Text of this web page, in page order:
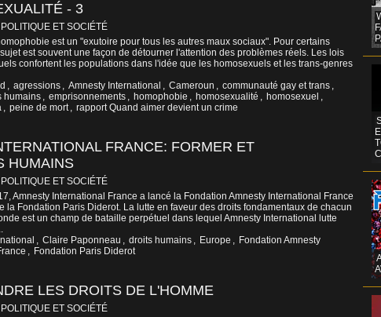
- 3
POLITIQUE ET SOCIÉTÉ
est un "exutoire pour tous les autres maux sociaux". Pour certains
est souvent une façon de détourner l'attention des problèmes réels. Les lois
confortent les populations dans l'idée que les homosexuels et les trans-genres
, agressions , Amnesty International , Cameroun , communauté gay et trans ,
humains , emprisonnements , homophobie , homosexualité , homosexuel ,
, peine de mort , rapport Quand aimer devient un crime
FRANCE: FORMER ET
HUMAINS
POLITIQUE ET SOCIÉTÉ
Amnesty International France a lancé la Fondation Amnesty International France
la Fondation Paris Diderot. La lutte en faveur des droits fondamentaux de chacun
est un champ de bataille perpétuel dans lequel Amnesty International lutte
, Claire Paponneau , droits humains , Europe , Fondation Amnesty
, Fondation Paris Diderot
LES DROITS DE L'HOMME
POLITIQUE ET SOCIÉTÉ